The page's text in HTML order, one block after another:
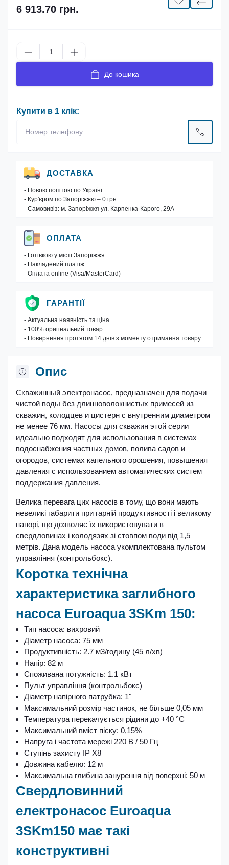
6 913.70 грн.
До кошика
Купити в 1 клік:
Опис
Скважинный электронасос, предназначен для подачи
чистой воды без длинноволокнистых примесей из
скважин, колодцев и цистерн с внутренним диаметром
не менее 76 мм. Насосы для скважин этой серии
идеально подходят для использования в системах
водоснабжения частных домов, полива садов и
огородов, системах капельного орошения, повышения
давления с использованием автоматических систем
поддержания давления.
Велика перевага цих насосів в тому, що вони мають
невеликі габарити при гарній продуктивності і великому
напорі, що дозволяє їх використовувати в
свердловинах і колодязях зі стовпом води від 1,5
метрів. Дана модель насоса укомплектована пультом
управління (контрольбокс).
Коротка технічна
характеристика заглибного
насоса Euroaqua 3SKm 150:
Тип насоса: вихровий
Діаметр насоса: 75 мм
Продуктивність: 2.7 м3/годину (45 л/хв)
Напір: 82 м
Споживана потужність: 1.1 кВт
Пульт управління (контрольбокс)
Діаметр напірного патрубка: 1"
Максимальний розмір частинок, не більше 0,05 мм
Температура перекачується рідини до +40 °C
Максимальний вміст піску: 0,15%
Напруга і частота мережі 220 В / 50 Гц
Ступінь захисту IP X8
Довжина кабелю: 12 м
Максимальна глибина занурення від поверхні: 50 м
Свердловинний
електронасос Euroaqua
3SKm150 має такі
конструктивні
ДОСТАВКА
- Новою поштою по Україні
- Кур'єром по Запоріжжю – 0 грн.
- Самовивіз: м. Запоріжжя ул. Карпенка-Карого, 29А
ОПЛАТА
- Готівкою у місті Запоріжжя
- Накладений платіж
- Оплата online (Visa/MasterCard)
ГАРАНТІЇ
- Актуальна наявність та ціна
- 100% оригінальний товар
- Повернення протягом 14 днів з моменту отримання товару